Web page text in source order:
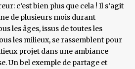
c’est bien plus que cela ! Il s’agit
de plusieurs mois durant
les âges, issus de toutes les
les milieux, se rassemblent pour
projet dans une ambiance
Un bel exemple de partage et